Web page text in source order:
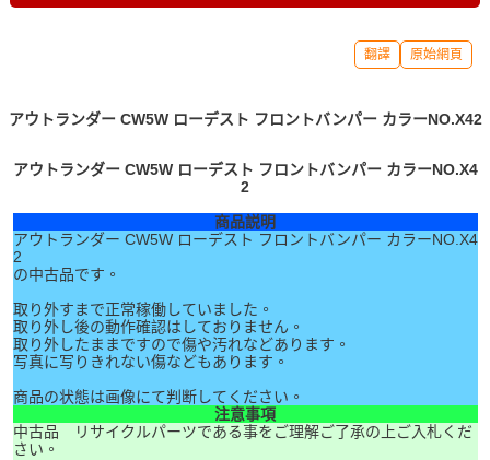
翻譯 原始網頁
アウトランダー CW5W ローデスト フロントバンパー カラーNO.X42
アウトランダー CW5W ローデスト フロントバンパー カラーNO.X4
2
商品説明
アウトランダー CW5W ローデスト フロントバンパー カラーNO.X4
2
の中古品です。
取り外すまで正常稼働していました。
取り外し後の動作確認はしておりません。
取り外したままですので傷や汚れなどあります。
写真に写りきれない傷などもあります。
商品の状態は画像にて判断してください。
注意事項
中古品 リサイクルパーツである事をご理解ご了承の上ご入札くだ
さい。